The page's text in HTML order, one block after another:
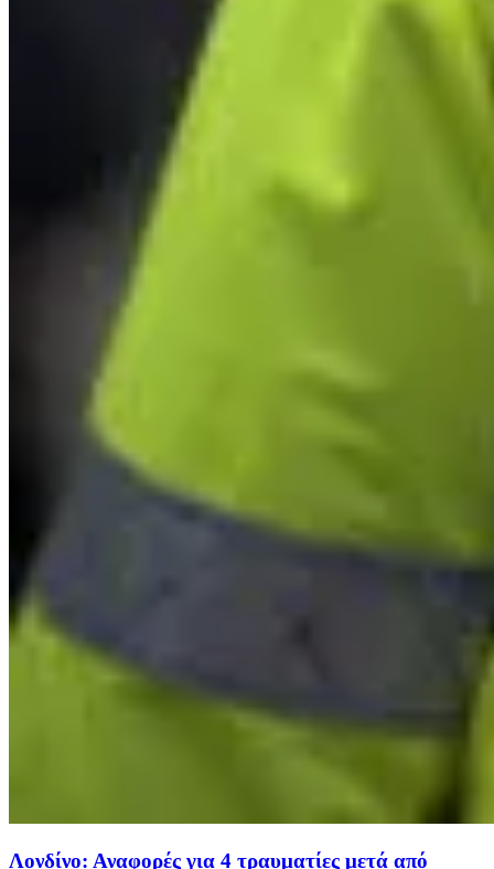
Λονδίνο: Αναφορές για 4 τραυματίες μετά από